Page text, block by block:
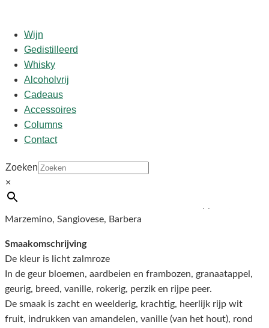
Wijn
Gedistilleerd
Whisky
Alcoholvrij
Cadeaus
Accessoires
Columns
Contact
Zoeken
×
Start/shop
RosaMara
€13,95
Gemaakt van 4 inheemse druivenrassen de Groppello,
Marzemino, Sangiovese, Barbera
Smaakomschrijving
De kleur is licht zalmroze
In de geur bloemen, aardbeien en frambozen, granaatappel,
geurig, breed, vanille, rokerig, perzik en rijpe peer.
De smaak is zacht en weelderig, krachtig, heerlijk rijp wit
fruit, indrukken van amandelen, vanille (van het hout), rond